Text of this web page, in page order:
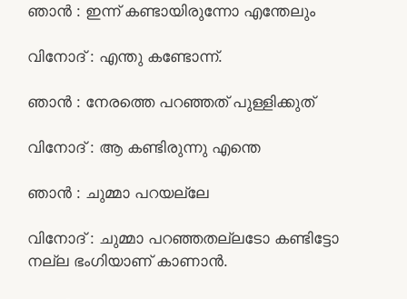
ഞാൻ : ഇന്ന് കണ്ടായിരുന്നോ എന്തേലും
വിനോദ് : എന്തു കണ്ടോന്ന്.
ഞാൻ : നേരത്തെ പറഞ്ഞത് പുള്ളിക്കുത്
വിനോദ് : ആ കണ്ടിരുന്നു എന്തെ
ഞാൻ : ചുമ്മാ പറയല്ലേ
വിനോദ് : ചുമ്മാ പറഞ്ഞതല്ലടോ കണ്ടിട്ടോ
നല്ല ഭംഗിയാണ് കാണാൻ.